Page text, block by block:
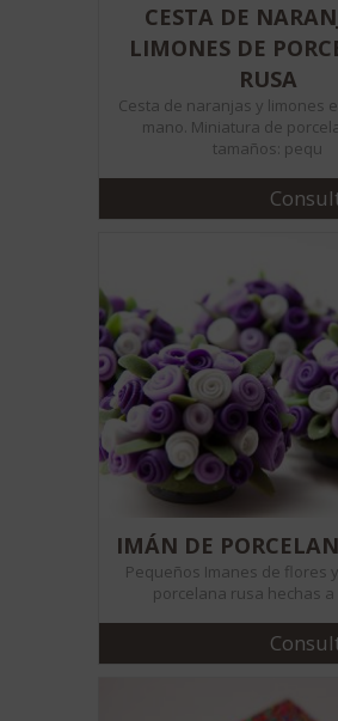
CESTA DE
LIMONES DE
RUSA
Cesta de naranjas y limones
mano. Miniatura de
tamaños: pequ
IMÁN DE
Pequeños Imanes de flores
porcelana rusa hechas a